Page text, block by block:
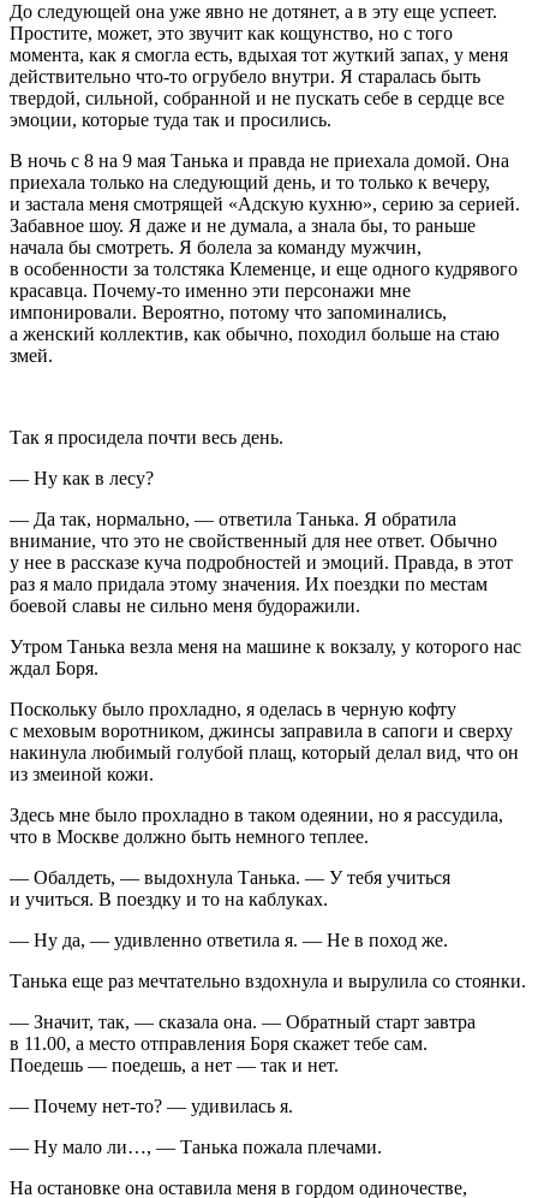
До следующей она уже явно не дотянет, а в эту еще успеет.
Простите, может, это звучит как кощунство, но с того
момента, как я смогла есть, вдыхая тот жуткий запах, у меня
действительно что-то огрубело внутри. Я старалась быть
твердой, сильной, собранной и не пускать себе в сердце все
эмоции, которые туда так и просились.
В ночь с 8 на 9 мая Танька и правда не приехала домой. Она
приехала только на следующий день, и то только к вечеру,
и застала меня смотрящей «Адскую кухню», серию за серией.
Забавное шоу. Я даже и не думала, а знала бы, то раньше
начала бы смотреть. Я болела за команду мужчин,
в особенности за толстяка Клеменце, и еще одного кудрявого
красавца. Почему-то именно эти персонажи мне
импонировали. Вероятно, потому что запоминались,
а женский коллектив, как обычно, походил больше на стаю
змей.
Так я просидела почти весь день.
— Ну как в лесу?
— Да так, нормально, — ответила Танька. Я обратила
внимание, что это не свойственный для нее ответ. Обычно
у нее в рассказе куча подробностей и эмоций. Правда, в этот
раз я мало придала этому значения. Их поездки по местам
боевой славы не сильно меня будоражили.
Утром Танька везла меня на машине к вокзалу, у которого нас
ждал Боря.
Поскольку было прохладно, я оделась в черную кофту
с меховым воротником, джинсы заправила в сапоги и сверху
накинула любимый голубой плащ, который делал вид, что он
из змеиной кожи.
Здесь мне было прохладно в таком одеянии, но я рассудила,
что в Москве должно быть немного теплее.
— Обалдеть, — выдохнула Танька. — У тебя учиться
и учиться. В поездку и то на каблуках.
— Ну да, — удивленно ответила я. — Не в поход же.
Танька еще раз мечтательно вздохнула и вырулила со стоянки.
— Значит, так, — сказала она. — Обратный старт завтра
в 11.00, а место отправления Боря скажет тебе сам.
Поедешь — поедешь, а нет — так и нет.
— Почему нет-то? — удивилась я.
— Ну мало ли…, — Танька пожала плечами.
На остановке она оставила меня в гордом одиночестве,